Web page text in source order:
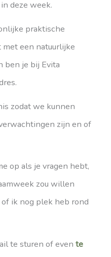
deze week.
praktische
een natuurlijke
ben je bij Evita
zodat we kunnen
zijn en of
op als je vragen hebt,
zou willen
ik nog plek heb rond
te sturen of even te